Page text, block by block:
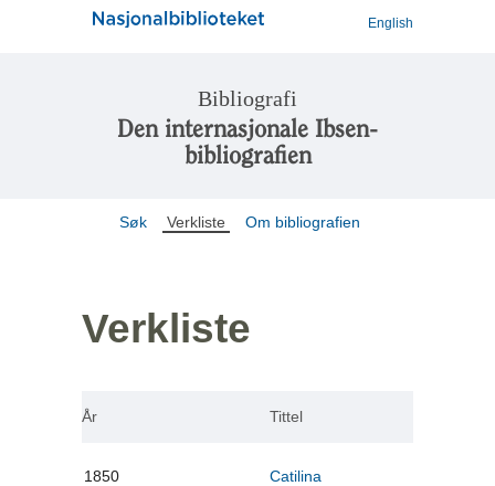
English
Bibliografi
Den internasjonale Ibsen-
bibliografien
Søk Verkliste Om bibliografien
Verkliste
År Tittel
1850 Catilina